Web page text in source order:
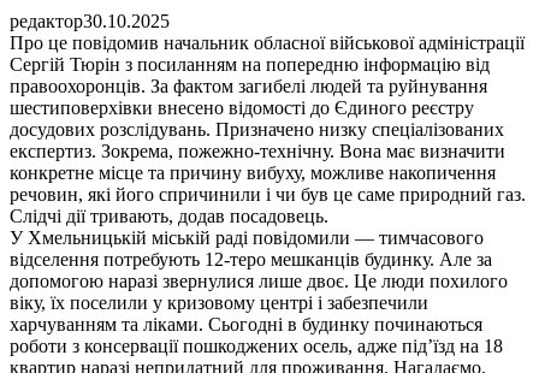
редактор30.10.2025
Про це повідомив начальник обласної військової адміністрації
Сергій Тюрін з посиланням на попередню інформацію від
правоохоронців. За фактом загибелі людей та руйнування
шестиповерхівки внесено відомості до Єдиного реєстру
досудових розслідувань. Призначено низку спеціалізованих
експертиз. Зокрема, пожежно-технічну. Вона має визначити
конкретне місце та причину вибуху, можливе накопичення
речовин, які його спричинили і чи був це саме природний газ.
Слідчі дії тривають, додав посадовець.
У Хмельницькій міській раді повідомили — тимчасового
відселення потребують 12-теро мешканців будинку. Але за
допомогою наразі звернулися лише двоє. Це люди похилого
віку, їх поселили у кризовому центрі і забезпечили
харчуванням та ліками. Сьогодні в будинку починаються
роботи з консервації пошкоджених осель, адже під’їзд на 18
квартир наразі непридатний для проживання. Нагадаємо,